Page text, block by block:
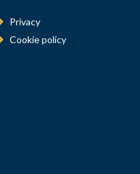
Privacy
Cookie policy